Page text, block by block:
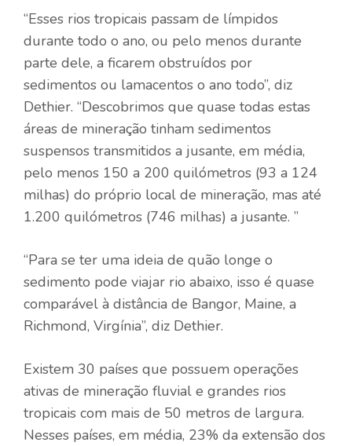
“Esses rios tropicais passam de límpidos
durante todo o ano, ou pelo menos durante
parte dele, a ficarem obstruídos por
sedimentos ou lamacentos o ano todo”, diz
Dethier. “Descobrimos que quase todas estas
áreas de mineração tinham sedimentos
suspensos transmitidos a jusante, em média,
pelo menos 150 a 200 quilómetros (93 a 124
milhas) do próprio local de mineração, mas até
1.200 quilómetros (746 milhas) a jusante. ”
“Para se ter uma ideia de quão longe o
sedimento pode viajar rio abaixo, isso é quase
comparável à distância de Bangor, Maine, a
Richmond, Virgínia”, diz Dethier.
Existem 30 países que possuem operações
ativas de mineração fluvial e grandes rios
tropicais com mais de 50 metros de largura.
Nesses países, em média, 23% da extensão dos